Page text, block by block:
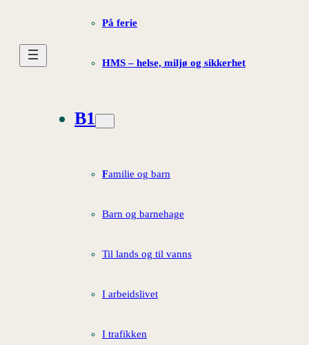
På ferie
HMS – helse, miljø og sikkerhet
B1
Familie og barn
Barn og barnehage
Til lands og til vanns
I arbeidslivet
I trafikken